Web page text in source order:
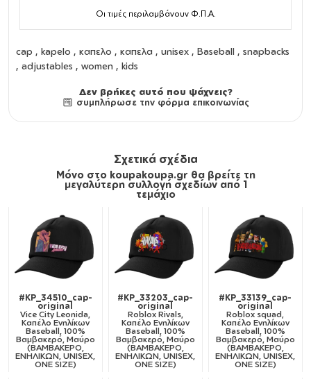
Οι τιμές περιλαμβάνουν Φ.Π.Α.
cap , kapelo , καπελο , καπελα , unisex , Baseball , snapbacks
, adjustables , women , kids
Δεν βρήκες αυτό που ψάχνεις?
συμπλήρωσε την φόρμα επικοινωνίας
Σχετικά σχέδια
Μόνο στο koupakoupa.gr θα βρείτε τη
μεγαλύτερη συλλογή σχεδίων από 1
τεμάχιο
#KP_34510_cap-
original
Vice City Leonida,
Καπέλο Ενηλίκων
Baseball, 100%
Βαμβακερό, Μαύρο
(ΒΑΜΒΑΚΕΡΟ,
ΕΝΗΛΙΚΩΝ, UNISEX,
ONE SIZE)
#KP_33203_cap-
original
Roblox Rivals,
Καπέλο Ενηλίκων
Baseball, 100%
Βαμβακερό, Μαύρο
(ΒΑΜΒΑΚΕΡΟ,
ΕΝΗΛΙΚΩΝ, UNISEX,
ONE SIZE)
#KP_33139_cap-
original
Roblox squad,
Καπέλο Ενηλίκων
Baseball, 100%
Βαμβακερό, Μαύρο
(ΒΑΜΒΑΚΕΡΟ,
ΕΝΗΛΙΚΩΝ, UNISEX,
ONE SIZE)